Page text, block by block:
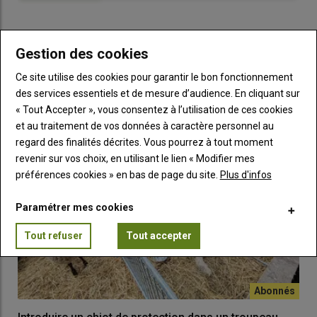
Originaire du Royaume-Uni, la Hampshire s’adapte bien à
différents écosystèmes, et donc à une multitude de modes de
conduite : en plein air intégral, comme en semi-bergerie. © N.
Mary
Gestion des cookies
Ce site utilise des cookies pour garantir le bon fonctionnement
des services essentiels et de mesure d’audience. En cliquant sur
« Tout Accepter », vous consentez à l’utilisation de ces cookies
et au traitement de vos données à caractère personnel au
regard des finalités décrites. Vous pourrez à tout moment
revenir sur vos choix, en utilisant le lien « Modifier mes
préférences cookies » en bas de page du site. Plus d'infos
Paramétrer mes cookies
Tout refuser Tout accepter